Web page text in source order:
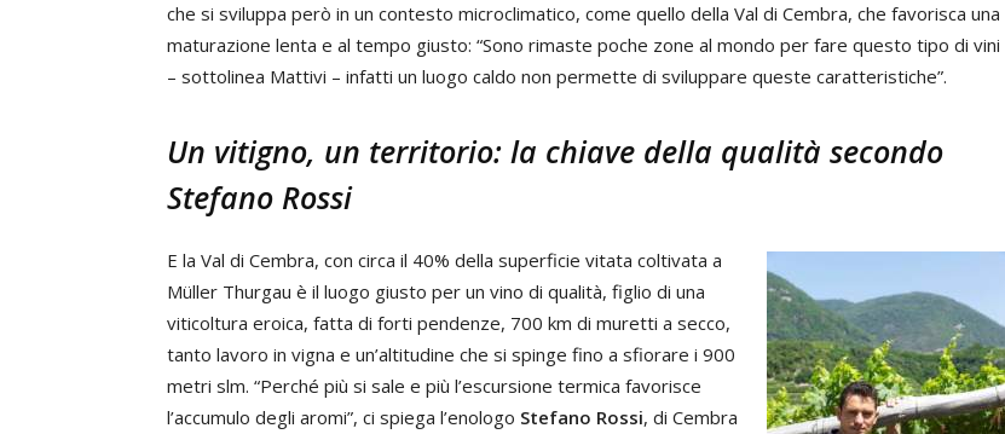
che si sviluppa però in un contesto microclimatico, come quello della Val di Cembra, che favorisca una
maturazione lenta e al tempo giusto: “Sono rimaste poche zone al mondo per fare questo tipo di vini
– sottolinea Mattivi – infatti un luogo caldo non permette di sviluppare queste caratteristiche”.
Un vitigno, un territorio: la chiave della qualità secondo
Stefano Rossi
E la Val di Cembra, con circa il 40% della superficie vitata coltivata a
Müller Thurgau è il luogo giusto per un vino di qualità, figlio di una
viticoltura eroica, fatta di forti pendenze, 700 km di muretti a secco,
tanto lavoro in vigna e un’altitudine che si spinge fino a sfiorare i 900
metri slm. “Perché più si sale e più l’escursione termica favorisce
l’accumulo degli aromi”, ci spiega l’enologo Stefano Rossi, di Cembra